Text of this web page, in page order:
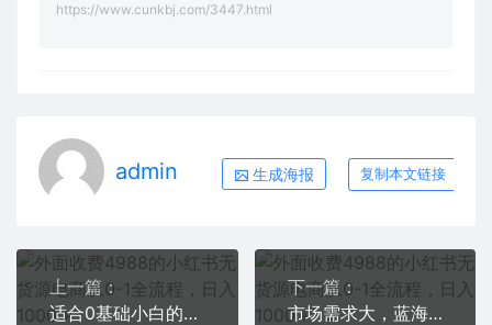
https://www.cunkbj.com/3447.html
admin 生成海报 复制本文链接
上一篇：
适合0基础小白的小红书颜值打分项目，一条作品收入1000+
下一篇：
市场需求大，蓝海暴利项目，轻松月入过3w+，适合小白0基础，网赚小白专用